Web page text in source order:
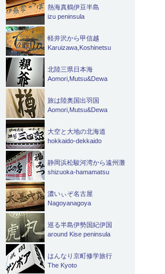
熱海真鶴伊豆半島
izu peninsula
軽井沢から甲信越
Karuizawa,Koshinetsu
北陸三県日本海
Aomori,Mutsu&Dewa
旅は陸奥国出羽国
Aomori,Mutsu&Dewa
大空と大地の北海道
hokkaido-dekkaido
静岡浜松駿河湾から遠州灘
shizuoka-hamamatsu
濃いぃぞ名古屋
Nagoyanagoya
巡る半島伊勢国紀伊国
around Kise peninsula
はんなり京町修学旅行
The Kyoto